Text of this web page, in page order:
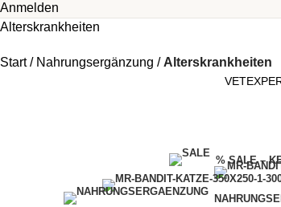
Anmelden
Alterskrankheiten
Start Nahrungsergänzung Alterskrankheiten
% SALE –